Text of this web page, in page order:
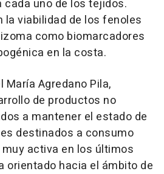
uno de los tejidos.
viabilidad de los fenoles
como biomarcadores
en la costa.
María Agredano Pila,
de productos no
a mantener el estado de
destinados a consumo
activa en los últimos
orientado hacia el ámbito de